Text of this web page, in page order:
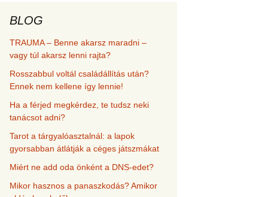
BLOG
TRAUMA – Benne akarsz maradni –
vagy túl akarsz lenni rajta?
Rosszabbul voltál családállítás után?
Ennek nem kellene így lennie!
Ha a férjed megkérdez, te tudsz neki
tanácsot adni?
Tarot a tárgyalóasztalnál: a lapok
gyorsabban átlátják a céges játszmákat
Miért ne add oda önként a DNS-edet?
Mikor hasznos a panaszkodás? Amikor